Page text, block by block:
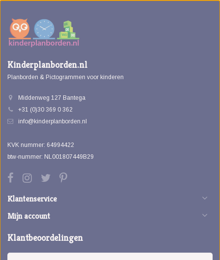
Kinderplanborden.nl
Planborden & Pictogrammen voor kinderen
Middenweg 127 Bantega
+31 (0)30 369 0 362
info@kinderplanborden.nl
KVK nummer: 64994422
btw-nummer: NL001807449B29
Klantenservice
Mijn account
Klantbeoordelingen